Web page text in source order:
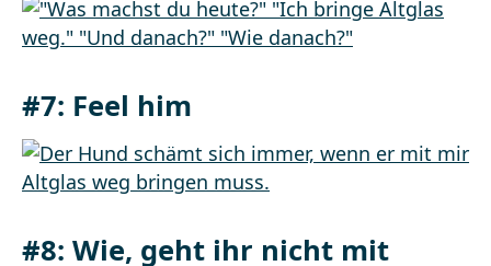
#7: Feel him
#8: Wie, geht ihr nicht mit